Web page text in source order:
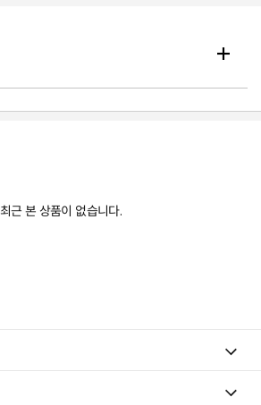
최근 본 상품이 없습니다.